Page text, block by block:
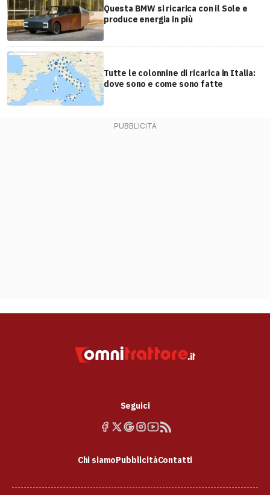
Questa BMW si ricarica con il Sole e
produce energia in più
Tutte le colonnine di ricarica in Italia:
dove sono e come sono fatte
Seguici
Chi siamoPubblicitàContatti